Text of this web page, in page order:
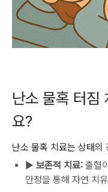
난소 물혹 터짐
요?
난소 물혹 치료는 상태의
▶ 보존적 치료: 출혈
안정을 통해 자연 치